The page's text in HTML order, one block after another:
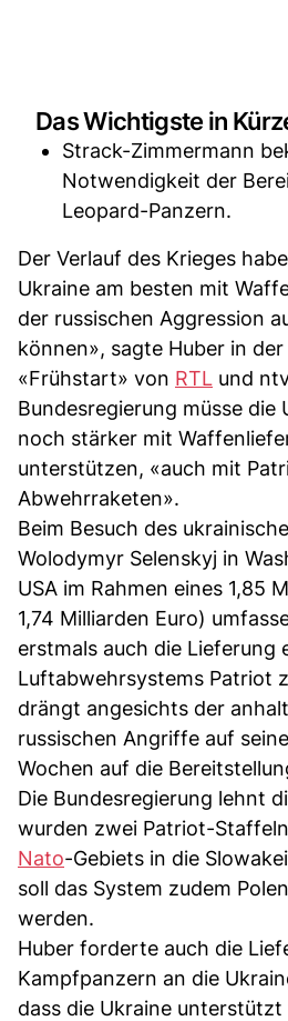
Das Wichtigste in
Strack-Zimmermann
Notwendigkeit der
Leopard-Panzern.
Der Verlauf des Krieges
Ukraine am besten mit
der russischen Aggression
können», sagte Huber in der
«Frühstart» von RTL und
Bundesregierung müsse die
noch stärker mit
unterstützen, «auch mit
Abwehrraketen».
Beim Besuch des
Wolodymyr Selenskyj in
USA im Rahmen eines 1,85
1,74 Milliarden Euro)
erstmals auch die Lieferung
Luftabwehrsystems Patriot
drängt angesichts der
russischen Angriffe auf
Wochen auf die
Die Bundesregierung lehnt
wurden zwei Patriot-
Nato-Gebiets in die
soll das System zudem
werden.
Huber forderte auch die
Kampfpanzern an die
dass die Ukraine unterstützt